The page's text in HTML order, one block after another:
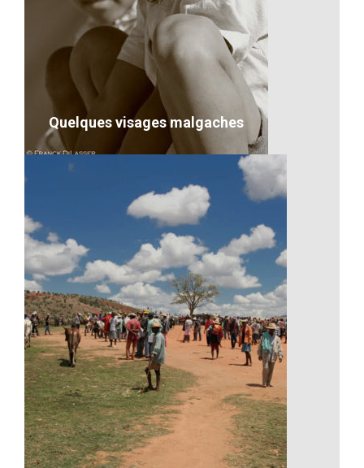
L’ananas de Madagascar
VOIR LE DÉTAIL
Quelques visages malgaches
Quelques visages malgaches
VOIR LE DÉTAIL